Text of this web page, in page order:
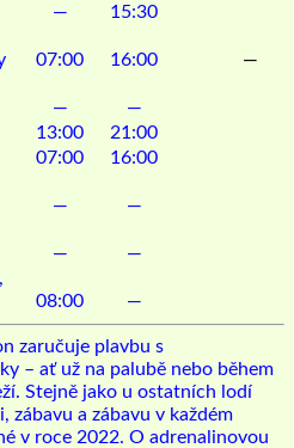
— 15:30
07:00 16:00 —
—
—
13:00
21:00
07:00 16:00
— —
— —
08:00 —
zaručuje plavbu s
– ať už na palubě nebo během
Stejně jako u ostatních lodí
zábavu a zábavu v každém
v roce 2022. O adrenalinovou